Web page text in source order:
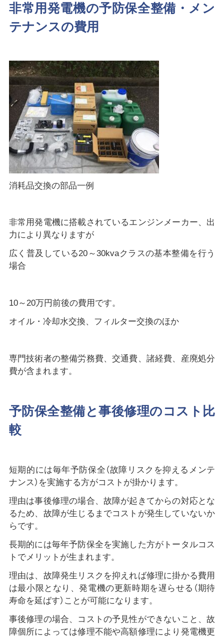
非常用発電機の予防保全整備・メン
テナンスの費用
消耗品交換の部品一例
非常用発電機に搭載されているエンジンメーカー、出
力により異なりますが
広く普及している20～30kvaクラスの基本整備を行う
場合
10～20万円前後の費用です。
オイル・冷却水交換、フィルター交換のほか
専門技術者の整備労務費、交通費、諸経費、産廃処分
費が含まれます。
予防保全整備と事後修理のコスト比
較
短期的には毎年予防保全（故障リスクを抑えるメンテ
ナンス）を実施する方がコストが掛かります。
理由は事後修理の場合、故障が起きてからの対応とな
るため、故障が生じるまでコストが発生していないか
らです。
長期的には毎年予防保全を実施した方がトータルコス
トでメリットが生まれます。
理由は、故障発生リスクを抑えれば修理に掛かる費用
は最小限となり、発電機の更新時期を遅らせる（期待
寿命を延ばす）ことが可能になります。
事後修理の場合、コストの予見性ができないこと、故
障個所によっては修理不能や高額修理により発電機更